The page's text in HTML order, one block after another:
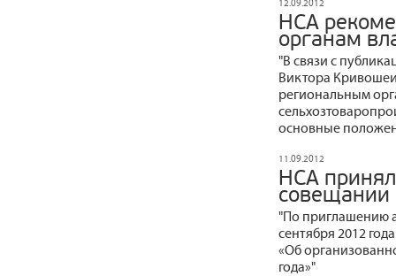
12.09.2012
НСА
органам
"В связи с
Виктора
региональным
основные
11.09.2012
НСА
совещании
"По приглашению
сентября 2012
«Об
года»"